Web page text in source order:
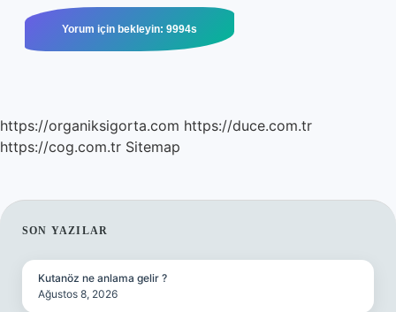
https://organiksigorta.com https://duce.com.tr
https://cog.com.tr Sitemap
SIDEBAR
SON YAZILAR
Kutanöz ne anlama gelir ?
Ağustos 8, 2026